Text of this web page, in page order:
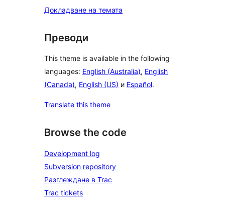
Докладване на темата
Преводи
This theme is available in the following
languages: English (Australia), English
(Canada), English (US) и Español.
Translate this theme
Browse the code
Development log
Subversion repository
Разглеждане в Trac
Trac tickets